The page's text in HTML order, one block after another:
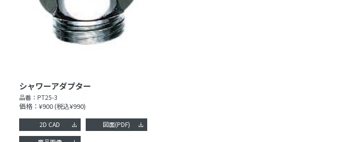
シャワーアダプター
品番： PT25-3
価格：¥900(税込¥990)
2D CAD 図面(PDF)